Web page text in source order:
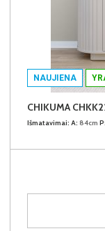
NAUJIENA
CHIKUMA
Išmatavimai: A: 84cm P: